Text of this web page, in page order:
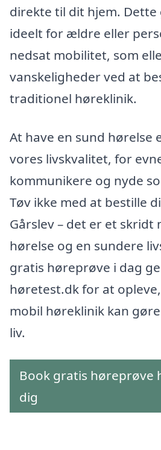
direkte til dit hjem.
ideelt for ældre eller
nedsat mobilitet, som
vanskeligheder ved at
traditionel høreklinik.
At have en sund hørelse
vores livskvalitet, for
kommunikere og nyde
Tøv ikke med at bestille
Gårslev – det er et skridt
hørelse og en sundere
gratis høreprøve i dag
høretest.dk for at
mobil høreklinik kan
liv.
Book gratis høreprøve
dig